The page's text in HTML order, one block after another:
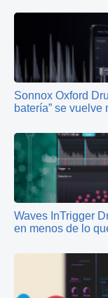
Sonnox Oxford
batería” se
Waves InTrigger
en menos de lo